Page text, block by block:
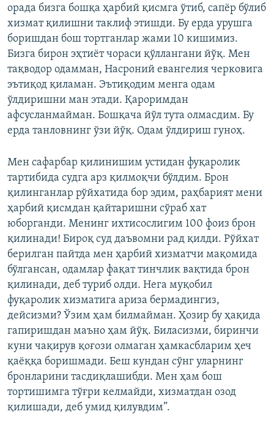
орада бизга бошқа ҳарбий қисмга ўтиб, сапёр бўлиб
хизмат қилишни таклиф этишди. Бу ерда урушга
боришдан бош тортганлар жами 10 кишимиз.
Бизга бирон эҳтиёт чораси қўллангани йўқ. Мен
тақводор одамман, Насроний евангелия черковига
эътиқод қиламан. Эътиқодим менга одам
ўлдиришни ман этади. Қароримдан
афсусланмайман. Бошқача йўл тута олмасдим. Бу
ерда танловнинг ўзи йўқ. Одам ўлдириш гуноҳ.
Мен сафарбар қилинишим устидан фуқаролик
тартибида судга арз қилмоқчи бўлдим. Брон
қилинганлар рўйхатида бор эдим, раҳбарият мени
ҳарбий қисмдан қайтаришни сўраб хат
юборганди. Менинг ихтисослигим 100 фоиз брон
қилинади! Бироқ суд даъвомни рад қилди. Рўйхат
берилган пайтда мен ҳарбий хизматчи мақомида
бўлгансан, одамлар фақат тинчлик вақтида брон
қилинади, деб туриб олди. Нега муқобил
фуқаролик хизматига ариза бермадингиз,
дейсизми? Ўзим ҳам билмайман. Ҳозир бу ҳақида
гапиришдан маъно ҳам йўқ. Биласизми, биринчи
куни чақирув қоғози олмаган ҳамкасбларим ҳеч
қаёққа боришмади. Беш кундан сўнг уларнинг
бронларини тасдиқлашибди. Мен ҳам бош
тортишимга тўғри келмайди, хизматдан озод
қилишади, деб умид қилувдим”.